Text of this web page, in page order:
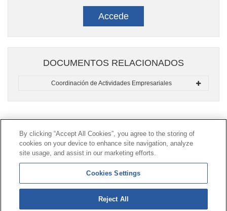
Accede
DOCUMENTOS RELACIONADOS
Coordinación de Actividades Empresariales
Línea Universal 900 203 203|Zona Privada Comisión de
Prestaciones Especiales|Zona Privada Proveedor
Sanitario
© Mutua Universal 2026 | Mapa del sitio | Aviso legal
Política de Protección de Datos
By clicking “Accept All Cookies”, you agree to the storing of
cookies on your device to enhance site navigation, analyze
site usage, and assist in our marketing efforts.
Cookies Settings
Reject All